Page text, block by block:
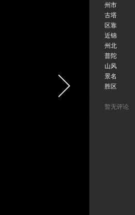
州市
古塔
区靠
近锦
州北
普陀
山风
景名
胜区
暂无评论